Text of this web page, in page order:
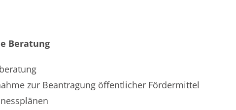
Beratung
zur Beantragung öffentlicher Fördermittel